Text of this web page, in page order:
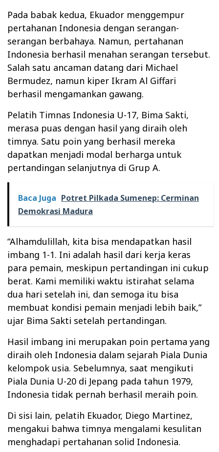
Pada babak kedua, Ekuador menggempur
pertahanan Indonesia dengan serangan-
serangan berbahaya. Namun, pertahanan
Indonesia berhasil menahan serangan tersebut.
Salah satu ancaman datang dari Michael
Bermudez, namun kiper Ikram Al Giffari
berhasil mengamankan gawang.
Pelatih Timnas Indonesia U-17, Bima Sakti,
merasa puas dengan hasil yang diraih oleh
timnya. Satu poin yang berhasil mereka
dapatkan menjadi modal berharga untuk
pertandingan selanjutnya di Grup A.
Baca Juga Potret Pilkada Sumenep: Cerminan
Demokrasi Madura
“Alhamdulillah, kita bisa mendapatkan hasil
imbang 1-1. Ini adalah hasil dari kerja keras
para pemain, meskipun pertandingan ini cukup
berat. Kami memiliki waktu istirahat selama
dua hari setelah ini, dan semoga itu bisa
membuat kondisi pemain menjadi lebih baik,”
ujar Bima Sakti setelah pertandingan.
Hasil imbang ini merupakan poin pertama yang
diraih oleh Indonesia dalam sejarah Piala Dunia
kelompok usia. Sebelumnya, saat mengikuti
Piala Dunia U-20 di Jepang pada tahun 1979,
Indonesia tidak pernah berhasil meraih poin.
Di sisi lain, pelatih Ekuador, Diego Martinez,
mengakui bahwa timnya mengalami kesulitan
menghadapi pertahanan solid Indonesia.